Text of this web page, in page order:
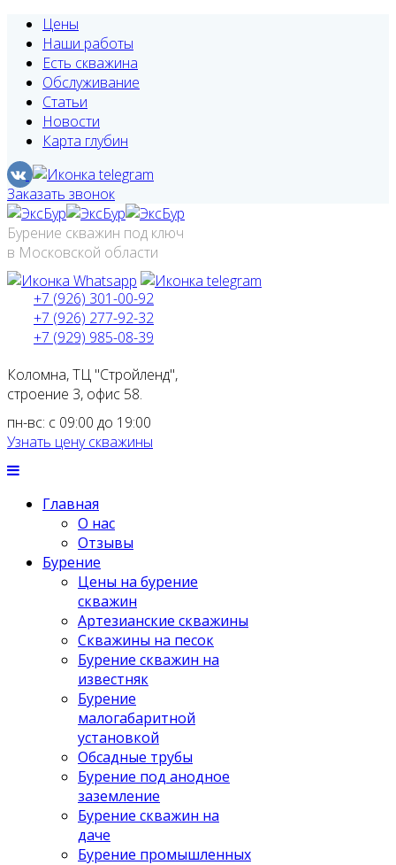
Цены
Наши работы
Есть скважина
Обслуживание
Статьи
Новости
Карта глубин
Заказать звонок
Бурение скважин под ключ
в Московской области
+7 (926) 301-00-92
+7 (926) 277-92-32
+7 (929) 985-08-39
Коломна, ТЦ "Стройленд",
строение 3, офис 58.
пн-вс: с 09:00 до 19:00
Узнать цену скважины
Главная
О нас
Отзывы
Бурение
Цены на бурение
скважин
Артезианские скважины
Скважины на песок
Бурение скважин на
известняк
Бурение
малогабаритной
установкой
Обсадные трубы
Бурение под анодное
заземление
Бурение скважин на
даче
Бурение промышленных